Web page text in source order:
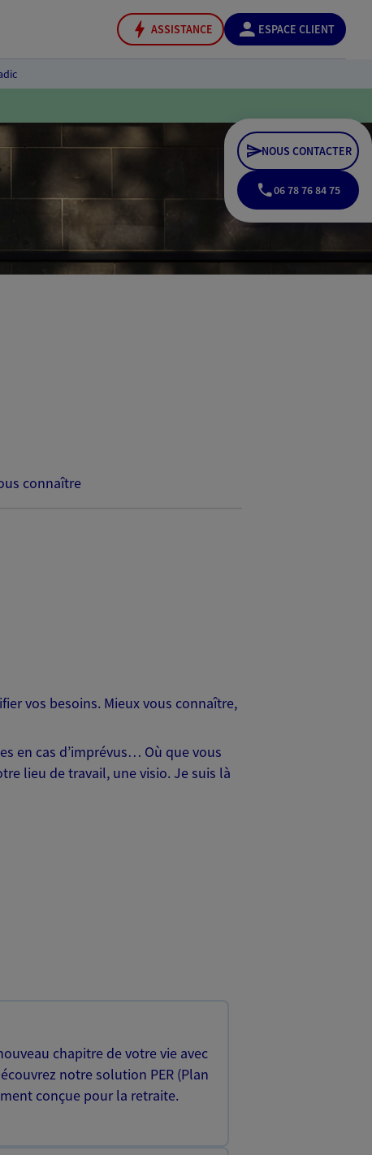
ASSISTANCE ESPACE CLIENT
NOUS CONTACTER
06 78 76 84 75
connaître
vos besoins. Mieux vous connaître,
en cas d’imprévus… Où que vous
lieu de travail, une visio. Je suis là
chapitre de votre vie avec
notre solution PER (Plan
conçue pour la retraite.